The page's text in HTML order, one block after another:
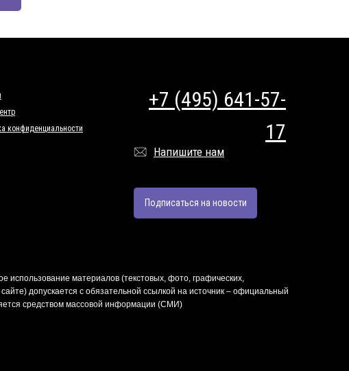
конфиденциальности
использование материалов (текстовых, фото, графических,
допускается с обязательной ссылкой на источник – официальный
средством массовой информации (СМИ)
+7 (495) 641-57-
17
Напишите нам
Подписаться на новости